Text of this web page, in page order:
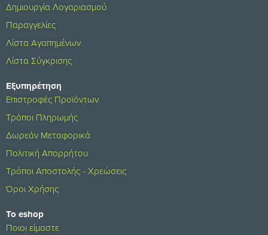
Δημιουργία Λογαριασμού
Παραγγελίες
Λίστα Αγαπημένων
Λίστα Σύγκρισης
Εξυπηρέτηση
Επιστροφές Προϊόντων
Τρόποι Πληρωμής
Δωρεάν Μεταφορικά
Πολιτική Απορρήτου
Τρόποι Αποστολής - Χρεώσεις
Όροι Χρήσης
Το eshop
Ποιοι είμαστε